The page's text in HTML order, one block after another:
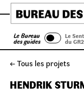
Skip
to
content
Le Bureau
des guides
Le
du
← Tous les projets
HENDRIK